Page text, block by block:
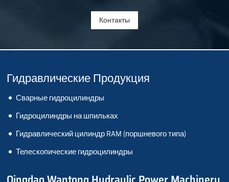
Контакты
Гидравлические Продукция
Сварные гидроцилиндры
Гидроцилиндры на шпильках
Гидравлический цилиндр RAM (поршневого типа)
Телескопические гидроцилиндры